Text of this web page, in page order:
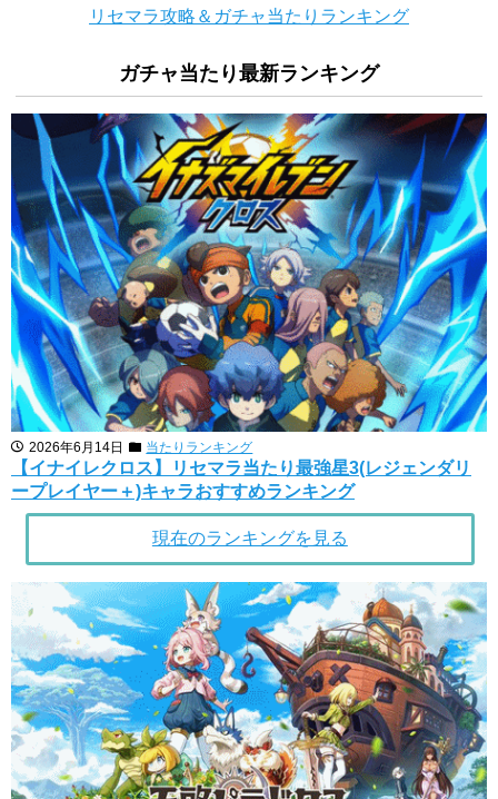
リセマラ攻略＆ガチャ当たりランキング
ガチャ当たり最新ランキング
2026年6月14日 当たりランキング
【イナイレクロス】リセマラ当たり最強星3(レジェンダリ
ープレイヤー＋)キャラおすすめランキング
現在のランキングを見る